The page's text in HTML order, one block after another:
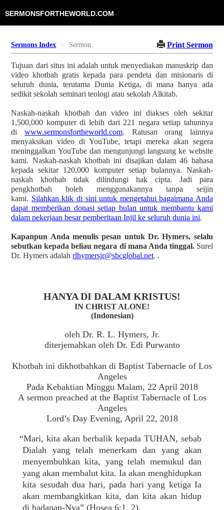
SERMONSFORTHEWORLD.COM
Sermons Index Sermon Print Sermon
Tujuan dari situs ini adalah untuk menyediakan manuskrip dan
video khotbah gratis kepada para pendeta dan misionaris di
seluruh dunia, terutama Dunia Ketiga, di mana hanya ada
sedikit sekolah seminari teologi atau sekolah Alkitab.
Naskah-naskah khotbah dan video ini diakses oleh sekitar
1,500,000 komputer di lebih dari 221 negara setiap tahunnya
di www.sermonsfortheworld.com. Ratusan orang lainnya
menyaksikan video di YouTube, tetapi mereka akan segera
meninggalkan YouTube dan mengunjungi langsung ke website
kami. Naskah-naskah khotbah ini disajikan dalam 46 bahasa
kepada sekitar 120,000 komputer setiap bulannya. Naskah-
naskah khotbah tidak dilindungi hak cipta. Jadi para
pengkhotbah boleh menggunakannya tanpa seijin
kami. Silahkan klik di sini untuk mengetahui bagaimana Anda
dapat memberikan donasi setiap bulan untuk membantu kami
dalam pekerjaan besar pemberitaan Injil ke seluruh dunia ini.
Kapanpun Anda menulis pesan untuk Dr. Hymers, selalu
sebutkan kepada beliau negara di mana Anda tinggal. Surel
Dr. Hymers adalahrlhymersjr@sbcglobal.net. .
HANYA DI DALAM KRISTUS!
IN CHRIST ALONE!
(Indonesian)
oleh Dr. R. L. Hymers, Jr.
diterjemahkan oleh Dr. Edi Purwanto
Khotbah ini dikhotbahkan di Baptist Tabernacle of Los
Angeles
Pada Kebaktian Minggu Malam, 22 April 2018
A sermon preached at the Baptist Tabernacle of Los
Angeles
Lord’s Day Evening, April 22, 2018
“Mari, kita akan berbalik kepada TUHAN, sebab
Dialah yang telah menerkam dan yang akan
menyembuhkan kita, yang telah memukul dan
yang akan membalut kita. Ia akan menghidupkan
kita sesudah dua hari, pada hari yang ketiga Ia
akan membangkitkan kita, dan kita akan hidup
di hadapan-Nya” (Hosea 6:1, 2).